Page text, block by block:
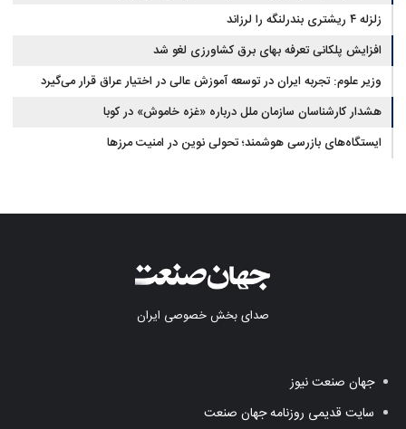
زلزله ۴ ریشتری بندرلنگه را لرزاند
افزایش پلکانی تعرفه بهای برق کشاورزی لغو شد
وزیر علوم: تجربه ایران در توسعه آموزش عالی در اختیار عراق قرار می‌گیرد
هشدار کارشناسان سازمان ملل درباره «غزه‌ خاموش» در کوبا
ایستگاه‌های بازرسی هوشمند؛ تحولی نوین در امنیت مرزها
صدای بخش خصوصی ایران
جهان صنعت نیوز
سایت قدیمی روزنامه جهان صنعت